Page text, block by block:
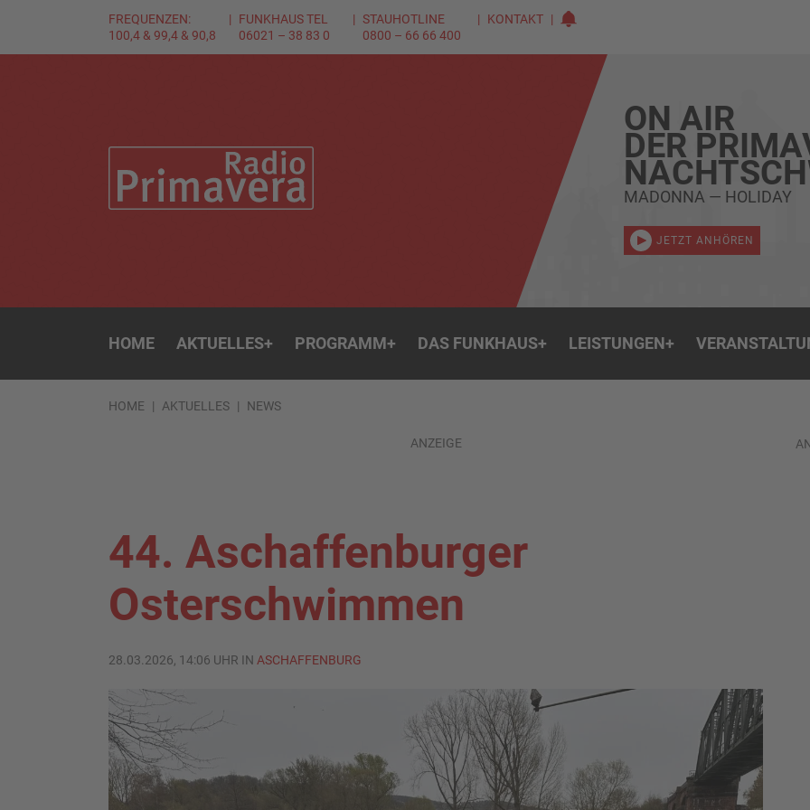
FREQUENZEN:
100,4 & 99,4 & 90,8
FUNKHAUS TEL
06021 – 38 83 0
STAUHOTLINE
0800 – 66 66 400
KONTAKT
ON AIR
DER
MADONNA — HOLIDAY
JETZT ANHÖREN
HOME AKTUELLES+ PROGRAMM+ DAS FUNKHAUS+ LEISTUNGEN+
HOME AKTUELLES NEWS
ANZEIGE
44. Aschaffenburger
Osterschwimmen
28.03.2026, 14:06 UHR IN ASCHAFFENBURG